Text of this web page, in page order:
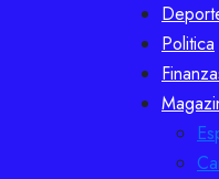
Politica